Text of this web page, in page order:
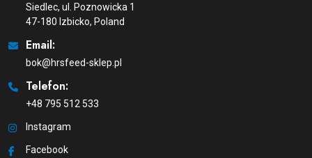
Siedlec, ul. Poznowicka 1
47-180 Izbicko, Poland
Email:
bok@hrsfeed-sklep.pl
Telefon:
+48 795 512 533
Instagram
Facebook